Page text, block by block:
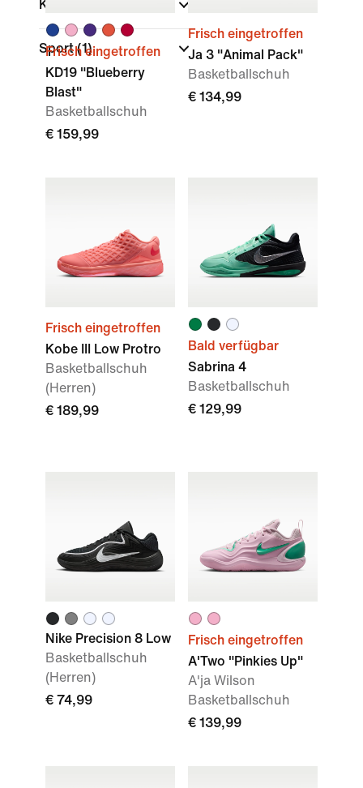
Kollektionen
Sport(1)
Frisch eingetroffen
KD19 "Blueberry
Blast"
Basketballschuh
€ 159,99
Frisch eingetroffen
Ja 3 "Animal Pack"
Basketballschuh
€ 134,99
Frisch eingetroffen
Kobe III Low Protro
Basketballschuh
(Herren)
€ 189,99
Bald verfügbar
Sabrina 4
Basketballschuh
€ 129,99
Nike Precision 8 Low
Basketballschuh
(Herren)
€ 74,99
Frisch eingetroffen
A'Two "Pinkies Up"
A'ja Wilson
Basketballschuh
€ 139,99